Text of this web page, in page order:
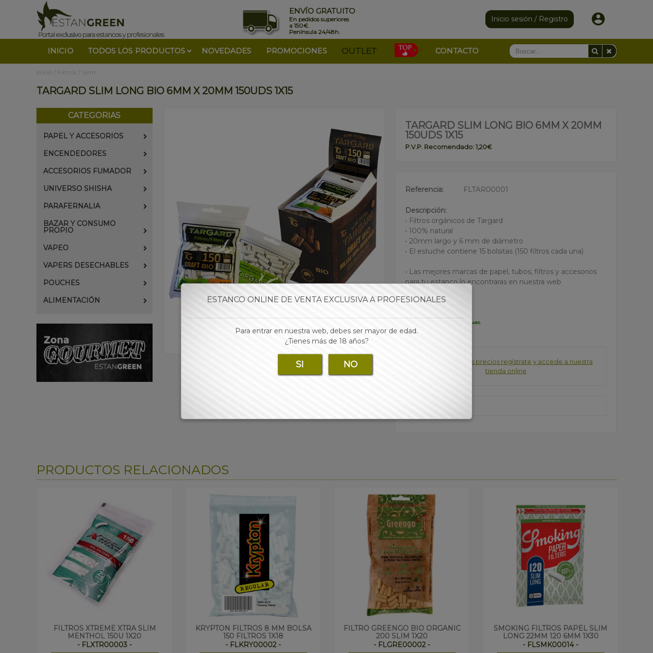
ENVÍO GRATUITO
En pedidos superiores
a 150€.
Península 24/48h.
Inicio sesión / Registro
INICIO TODOS LOS PRODUCTOS NOVEDADES PROMOCIONES OUTLET CONTACTO
Inicio Filtros Slim
TARGARD SLIM LONG BIO 6MM X 20MM 150UDS 1X15
CATEGORIAS
PAPEL Y ACCESORIOS
ENCENDEDORES
ACCESORIOS FUMADOR
UNIVERSO SHISHA
PARAFERNALIA
BAZAR Y CONSUMO
PROPIO
VAPEO
VAPERS DESECHABLES
POUCHES
ALIMENTACIÓN
TARGARD SLIM LONG BIO 6MM X 20MM
150UDS 1X15
P.V.P. Recomendado: 1,20€
Referencia: FLTAR00001
Descripción:
• Filtros orgánicos de Targard
• 100% natural
• 20mm largo y 6 mm de diámetro
• El estuche contiene 15 bolsitas (150 filtros cada una)
• Las mejores marcas de papel, tubos, filtros y accesorios
para tu estanco lo encontraras en nuestra web
Marca:
Para consultar los precios regístrate y accede a nuestra
tienda online
PRODUCTOS RELACIONADOS
FILTROS XTREME XTRA SLIM
MENTHOL 150U 1X20
- FLXTR00003 -
KRYPTON FILTROS 8 MM BOLSA
150 FILTROS 1X18
- FLKRY00002 -
FILTRO GREENGO BIO ORGANIC
200 SLIM 1X20
- FLGRE00002 -
SMOKING FILTROS PAPEL SLIM
LONG 22MM 120 6MM 1X30
- FLSMK00014 -
ESTANCO ONLINE DE VENTA EXCLUSIVA A PROFESIONALES
Para entrar en nuestra web, debes ser mayor de edad.
¿Tienes más de 18 años?
SI NO